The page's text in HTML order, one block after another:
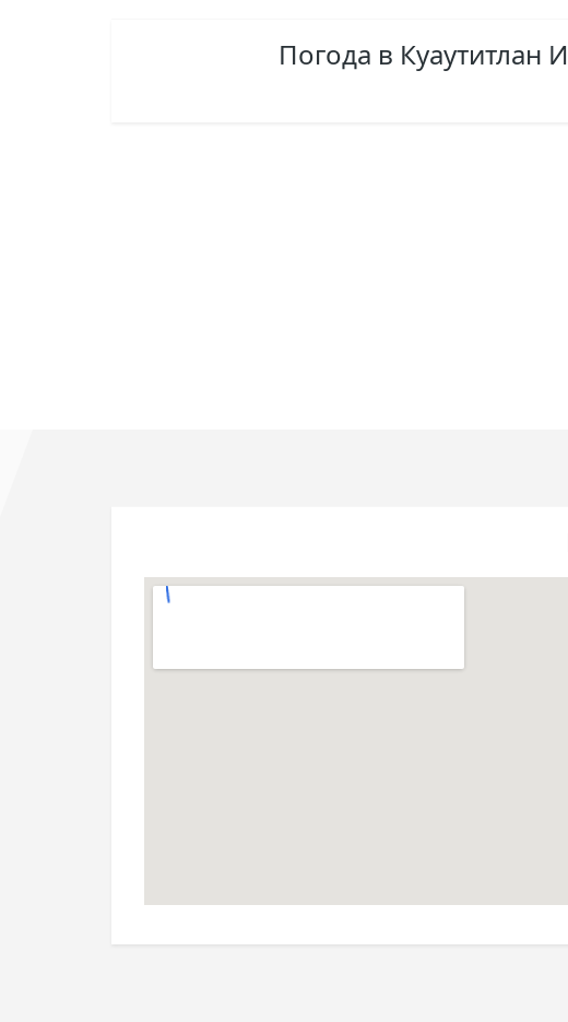
Погода в Куаутитлан